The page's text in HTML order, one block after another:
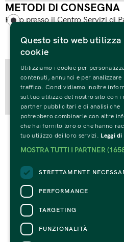
METODI DI CONSEGNA
Ritiro presso il Centro Servizi di
Tutto quello che c'è da
Borsa di tela Palazzo Te
Organizzatore: FONDAZIONE
Questo sito web utilizza
cookie
Utilizziamo i cookie per
contenuti, annunci e per analizzare
traffico. Condividiamo inoltre
sul tuo utilizzo del nostro sito con i
partner pubblicitari e di analisi che
potrebbero combinarle con altre
che hai fornito loro o che hanno
tuo utilizzo dei loro servizi. Leggi di
MOSTRA TUTTI I PARTNER
STRETTAMENTE
PERFORMANCE
TARGETING
FUNZIONALITÀ